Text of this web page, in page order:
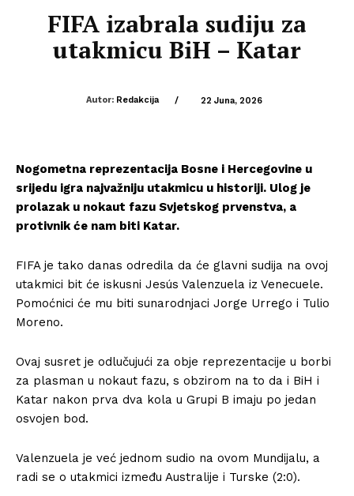
FIFA izabrala sudiju za
utakmicu BiH – Katar
Autor: Redakcija / 22 Juna, 2026
Nogometna reprezentacija Bosne i Hercegovine u
srijedu igra najvažniju utakmicu u historiji. Ulog je
prolazak u nokaut fazu Svjetskog prvenstva, a
protivnik će nam biti Katar.
FIFA je tako danas odredila da će glavni sudija na ovoj
utakmici bit će iskusni Jesús Valenzuela iz Venecuele.
Pomoćnici će mu biti sunarodnjaci Jorge Urrego i Tulio
Moreno.
Ovaj susret je odlučujući za obje reprezentacije u borbi
za plasman u nokaut fazu, s obzirom na to da i BiH i
Katar nakon prva dva kola u Grupi B imaju po jedan
osvojen bod.
Valenzuela je već jednom sudio na ovom Mundijalu, a
radi se o utakmici između Australije i Turske (2:0).